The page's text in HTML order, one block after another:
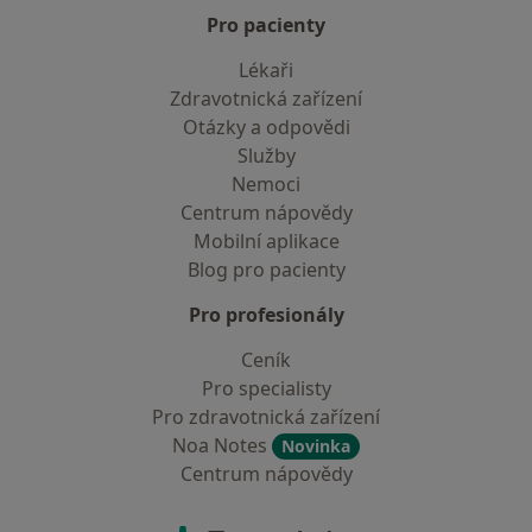
Pro pacienty
Lékaři
Zdravotnická zařízení
Otázky a odpovědi
Služby
Nemoci
Centrum nápovědy
Mobilní aplikace
Blog pro pacienty
Pro profesionály
Ceník
Pro specialisty
Pro zdravotnická zařízení
Noa Notes
Novinka
Centrum nápovědy